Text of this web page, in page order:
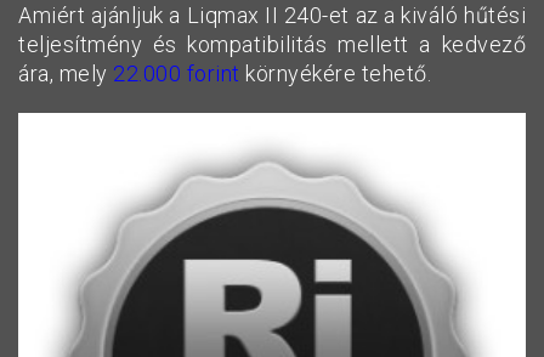
Amiért ajánljuk a Liqmax II 240-et az a kiváló hűtési
teljesítmény és kompatibilitás mellett a kedvező
ára, mely 22.000 forint környékére tehető.